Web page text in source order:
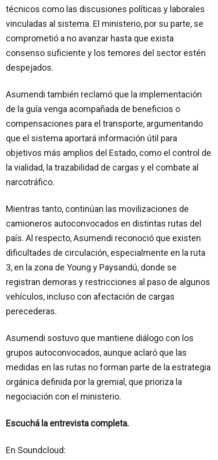
técnicos como las discusiones políticas y laborales
vinculadas al sistema. El ministerio, por su parte, se
comprometió a no avanzar hasta que exista
consenso suficiente y los temores del sector estén
despejados.
Asumendi también reclamó que la implementación
de la guía venga acompañada de beneficios o
compensaciones para el transporte, argumentando
que el sistema aportará información útil para
objetivos más amplios del Estado, como el control de
la vialidad, la trazabilidad de cargas y el combate al
narcotráfico.
Mientras tanto, continúan las movilizaciones de
camioneros autoconvocados en distintas rutas del
país. Al respecto, Asumendi reconoció que existen
dificultades de circulación, especialmente en la ruta
3, en la zona de Young y Paysandú, donde se
registran demoras y restricciones al paso de algunos
vehículos, incluso con afectación de cargas
perecederas.
Asumendi sostuvo que mantiene diálogo con los
grupos autoconvocados, aunque aclaró que las
medidas en las rutas no forman parte de la estrategia
orgánica definida por la gremial, que prioriza la
negociación con el ministerio.
Escuchá la entrevista completa.
En Soundcloud: